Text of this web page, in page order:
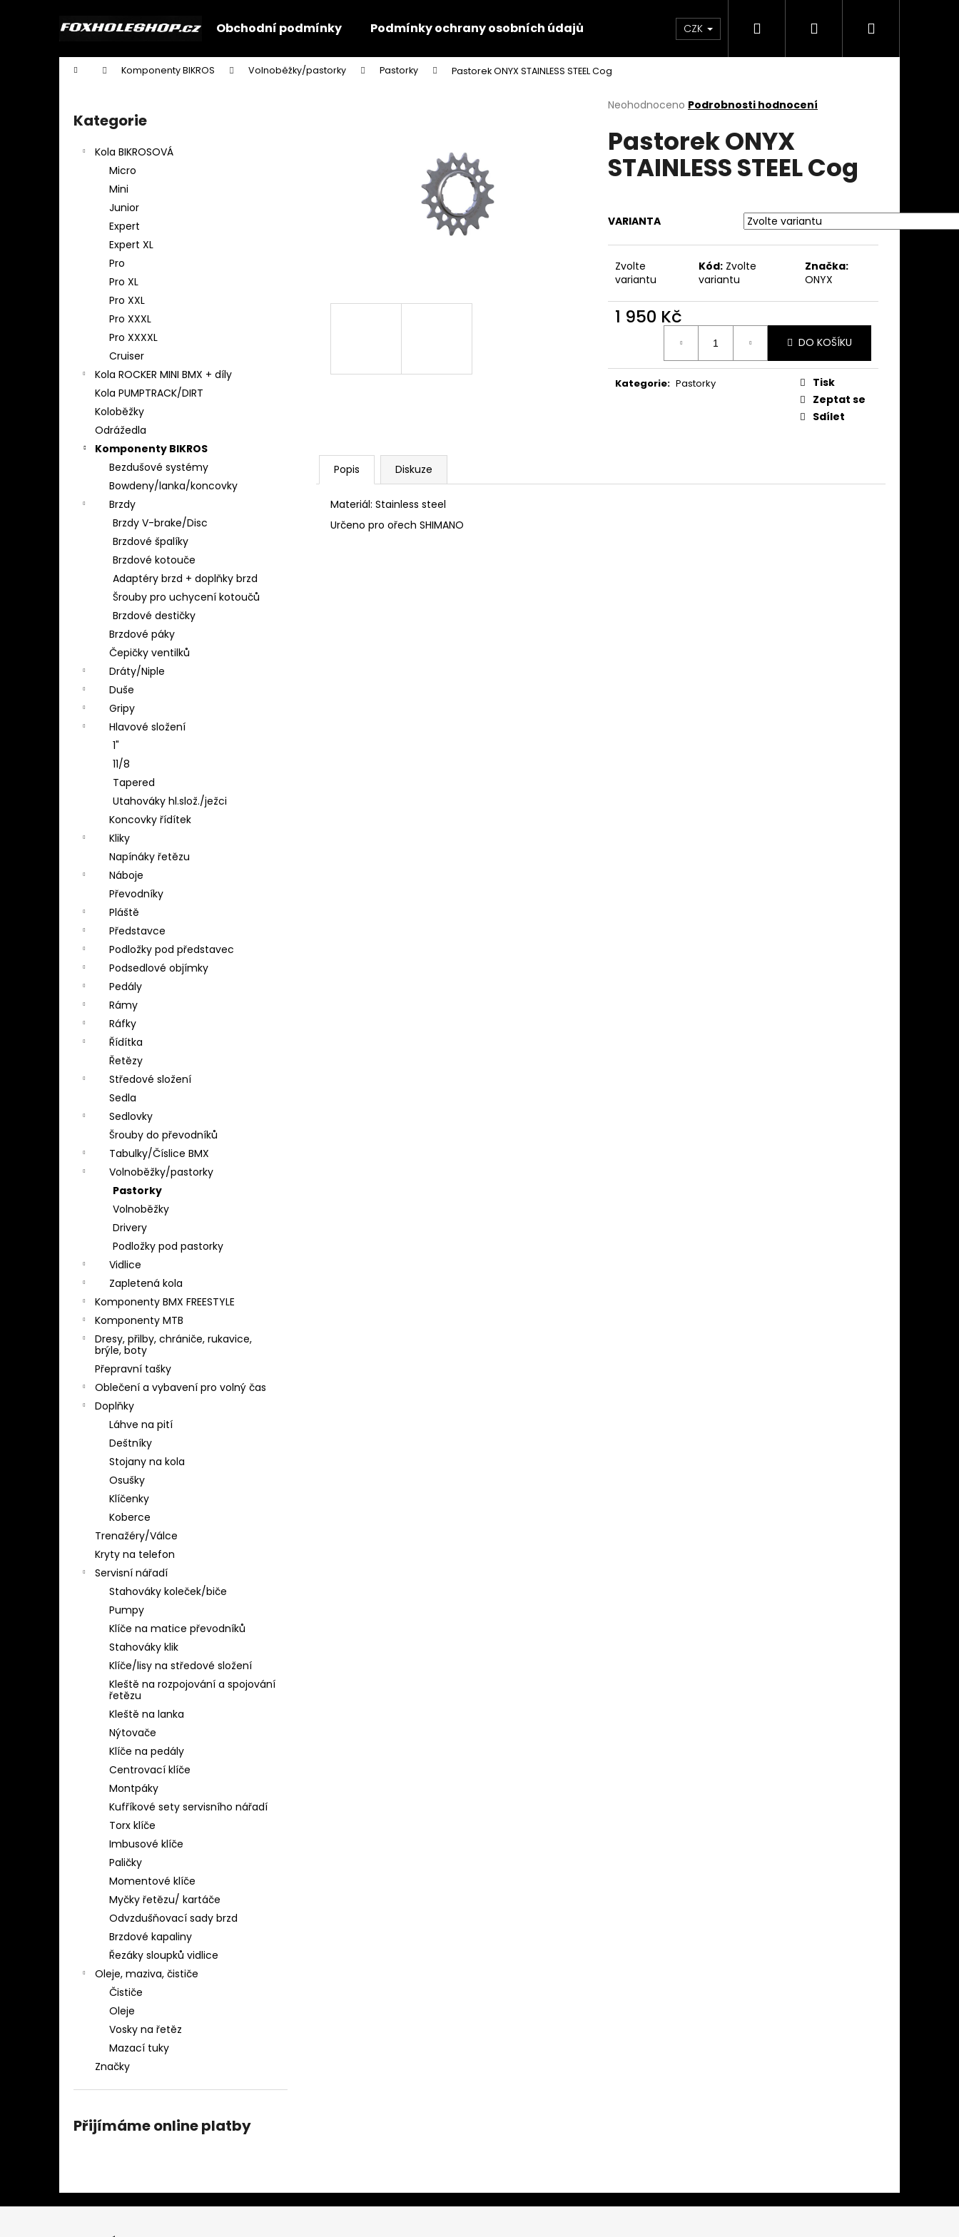
Obchodní podmínky Podmínky ochrany osobních údajů Custom stavba kola na zakázku
CZK Hledat PřihlášeníNákupní
Domů Komponenty BIKROS Volnoběžky/pastorky Pastorky Pastorek ONYX STAINLESS STEEL Cog
Přeskočit
kategorie
Kategorie
Kola BIKROSOVÁ
Micro
Mini
Junior
Expert
Expert XL
Pro
Pro XL
Pro XXL
Pro XXXL
Pro XXXXL
Cruiser
Kola ROCKER MINI BMX + díly
Kola PUMPTRACK/DIRT
Koloběžky
Odrážedla
Komponenty BIKROS
Bezdušové systémy
Bowdeny/lanka/koncovky
Brzdy
Brzdy V-brake/Disc
Brzdové špalíky
Brzdové kotouče
Adaptéry brzd + doplňky brzd
Šrouby pro uchycení kotoučů
Brzdové destičky
Brzdové páky
Čepičky ventilků
Dráty/Niple
Duše
Gripy
Hlavové složení
1"
11/8
Tapered
Utahováky hl.slož./ježci
Koncovky řídítek
Kliky
Napínáky řetězu
Náboje
Převodníky
Pláště
Představce
Podložky pod představec
Podsedlové objímky
Pedály
Rámy
Ráfky
Řídítka
Řetězy
Středové složení
Sedla
Sedlovky
Šrouby do převodníků
Tabulky/Číslice BMX
Volnoběžky/pastorky
Pastorky
Volnoběžky
Drivery
Podložky pod pastorky
Vidlice
Zapletená kola
Komponenty BMX FREESTYLE
Komponenty MTB
Dresy, přilby, chrániče, rukavice,
brýle, boty
Přepravní tašky
Oblečení a vybavení pro volný čas
Doplňky
Láhve na pití
Deštníky
Stojany na kola
Osušky
Klíčenky
Koberce
Trenažéry/Válce
Kryty na telefon
Servisní nářadí
Stahováky koleček/biče
Pumpy
Klíče na matice převodníků
Stahováky klik
Klíče/lisy na středové složení
Kleště na rozpojování a spojování
řetězu
Kleště na lanka
Nýtovače
Klíče na pedály
Centrovací klíče
Montpáky
Kufříkové sety servisního nářadí
Torx klíče
Imbusové klíče
Paličky
Momentové klíče
Myčky řetězu/ kartáče
Odvzdušňovací sady brzd
Brzdové kapaliny
Řezáky sloupků vidlice
Oleje, maziva, čističe
Čističe
Oleje
Vosky na řetěz
Mazací tuky
Značky
Přijímáme online platby
Průměrné
produktu
je
0,0
z
Neohodnoceno Podrobnosti hodnocení
Pastorek ONYX
STAINLESS STEEL Cog
VARIANTA
Zvolte
variantu
Kód: Zvolte
variantu
Značka:
ONYX
1 950 Kč
DO KOŠÍKU
Kategorie: Pastorky
Tisk
Zeptat se
Sdílet
Popis Diskuze
Materiál: Stainless steel
Určeno pro ořech SHIMANO
Zpět
Zpět
Co potřebujete najít?
Doporučujeme
Z